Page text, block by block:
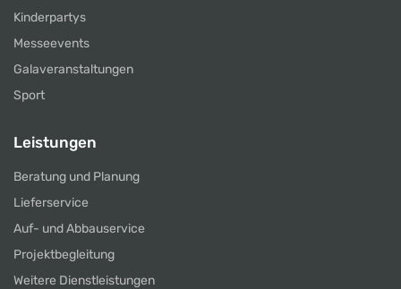
Kinderpartys
Messeevents
Galaveranstaltungen
Sport
Leistungen
Beratung und Planung
Lieferservice
Auf- und Abbauservice
Projektbegleitung
Weitere Dienstleistungen